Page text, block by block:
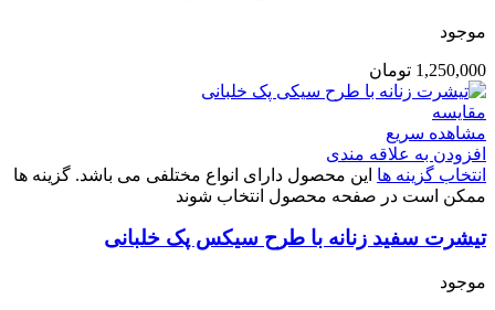
موجود
1,250,000 تومان
مقایسه
مشاهده سریع
افزودن به علاقه مندی
انتخاب گزینه ها این محصول دارای انواع مختلفی می باشد. گزینه ها
ممکن است در صفحه محصول انتخاب شوند
تیشرت سفید زنانه با طرح سیکس پک خلبانی
موجود